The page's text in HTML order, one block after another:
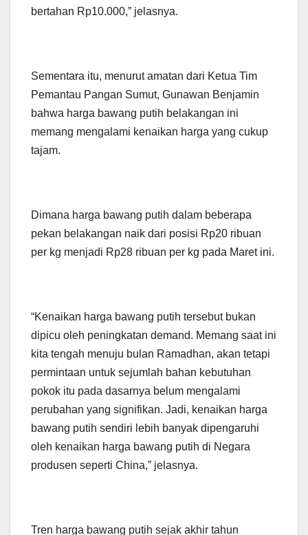
bertahan Rp10.000,” jelasnya.
Sementara itu, menurut amatan dari Ketua Tim
Pemantau Pangan Sumut, Gunawan Benjamin
bahwa harga bawang putih belakangan ini
memang mengalami kenaikan harga yang cukup
tajam.
Dimana harga bawang putih dalam beberapa
pekan belakangan naik dari posisi Rp20 ribuan
per kg menjadi Rp28 ribuan per kg pada Maret ini.
“Kenaikan harga bawang putih tersebut bukan
dipicu oleh peningkatan demand. Memang saat ini
kita tengah menuju bulan Ramadhan, akan tetapi
permintaan untuk sejumlah bahan kebutuhan
pokok itu pada dasarnya belum mengalami
perubahan yang signifikan. Jadi, kenaikan harga
bawang putih sendiri lebih banyak dipengaruhi
oleh kenaikan harga bawang putih di Negara
produsen seperti China,” jelasnya.
Tren harga bawang putih sejak akhir tahun